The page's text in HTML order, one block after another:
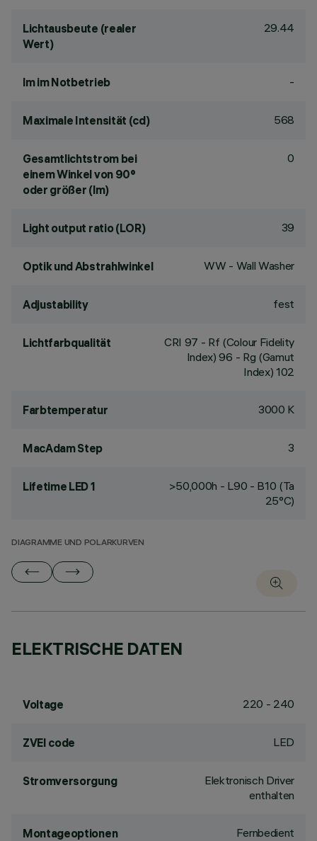
Lichtausbeute (realer
Wert)
29.44
lm im Notbetrieb -
Maximale Intensität (cd) 568
Gesamtlichtstrom bei
einem Winkel von 90°
oder größer (lm)
0
Light output ratio (LOR) 39
Optik und Abstrahlwinkel WW - Wall Washer
Adjustability fest
Lichtfarbqualität CRI 97 - Rf (Colour Fidelity
Index) 96 - Rg (Gamut
Index) 102
Farbtemperatur 3000 K
MacAdam Step 3
Lifetime LED 1
>50,000h - L90 - B10 (Ta
25°C)
DIAGRAMME UND POLARKURVEN
ELEKTRISCHE DATEN
Voltage 220 - 240
ZVEI code LED
Stromversorgung
Elektronisch Driver
enthalten
Montageoptionen Fernbedient